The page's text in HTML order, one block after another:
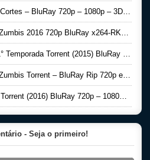
– 1080p – 3D HSBS Dual Áudio Torrent Download (2013)
BluRay x264-RK – Dual Audio 5.1 – Torrent Download
(2015) BluRay 720p Dual Áudio + Legenda Download
Rip 720p e 1080p Dual Áudio 5.1 Download (2016)
BluRay 720p – 1080p Dual Áudio Download
- Seja o primeiro!